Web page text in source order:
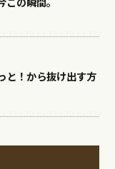
と！から抜け出す方